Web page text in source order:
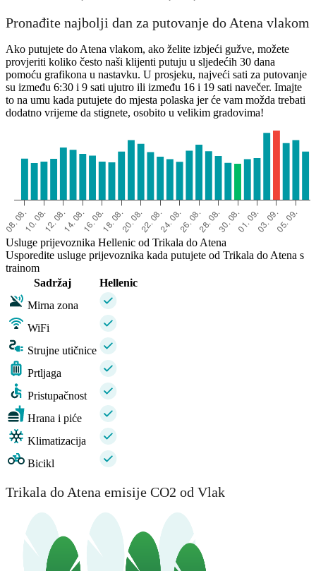
Pronađite najbolji dan za putovanje do Atena vlakom
Ako putujete do Atena vlakom, ako želite izbjeći gužve, možete
provjeriti koliko često naši klijenti putuju u sljedećih 30 dana
pomoću grafikona u nastavku. U prosjeku, najveći sati za putovanje
su između 6:30 i 9 sati ujutro ili između 16 i 19 sati navečer. Imajte
to na umu kada putujete do mjesta polaska jer će vam možda trebati
dodatno vrijeme da stignete, osobito u velikim gradovima!
Usluge prijevoznika Hellenic od Trikala do Atena
Usporedite usluge prijevoznika kada putujete od Trikala do Atena s
trainom
Sadržaj
Hellenic
Mirna zona
WiFi
Strujne utičnice
Prtljaga
Pristupačnost
Hrana i piće
Klimatizacija
Bicikl
Trikala do Atena emisije CO2 od Vlak